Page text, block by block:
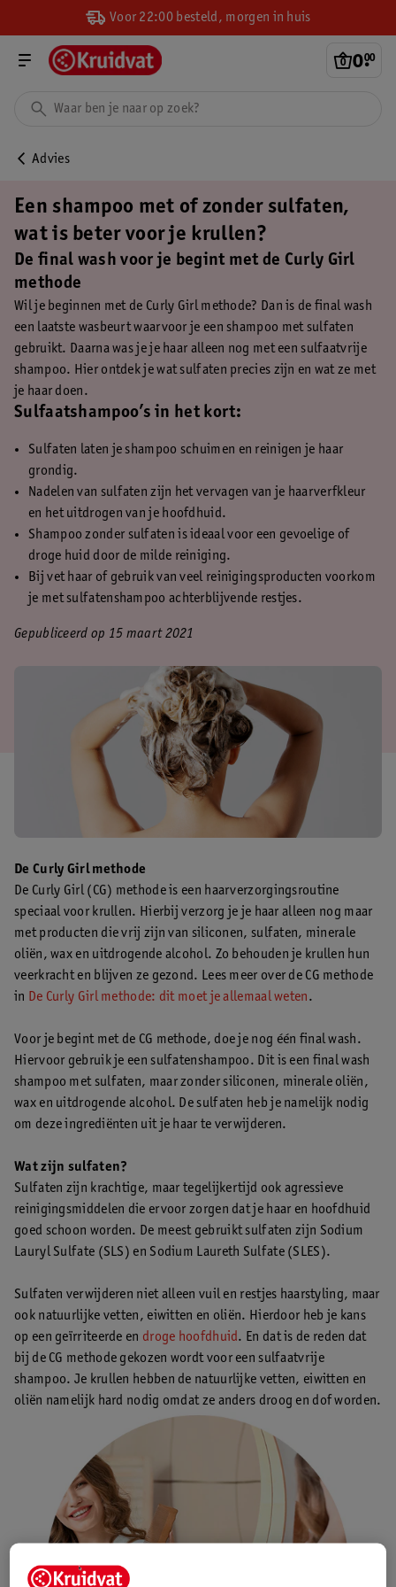
Voor 22:00 besteld, morgen in huis
0.
00
Advies
Een shampoo met of zonder sulfaten,
wat is beter voor je krullen?
De final wash voor je begint met de Curly Girl
methode
Wil je beginnen met de Curly Girl methode? Dan is de final wash
een laatste wasbeurt waarvoor je een shampoo met sulfaten
gebruikt. Daarna was je je haar alleen nog met een sulfaatvrije
shampoo. Hier ontdek je wat sulfaten precies zijn en wat ze met
je haar doen.
Sulfaatshampoo’s in het kort:
Sulfaten laten je shampoo schuimen en reinigen je haar
grondig.
Nadelen van sulfaten zijn het vervagen van je haarverfkleur
en het uitdrogen van je hoofdhuid.
Shampoo zonder sulfaten is ideaal voor een gevoelige of
droge huid door de milde reiniging.
Bij vet haar of gebruik van veel reinigingsproducten voorkom
je met sulfatenshampoo achterblijvende restjes.
Gepubliceerd op 15 maart 2021
De Curly Girl methode
De Curly Girl (CG) methode is een haarverzorgingsroutine
speciaal voor krullen. Hierbij verzorg je je haar alleen nog maar
met producten die vrij zijn van siliconen, sulfaten, minerale
oliën, wax en uitdrogende alcohol. Zo behouden je krullen hun
veerkracht en blijven ze gezond. Lees meer over de CG methode
in De Curly Girl methode: dit moet je allemaal weten.
Voor je begint met de CG methode, doe je nog één final wash.
Hiervoor gebruik je een sulfatenshampoo. Dit is een final wash
shampoo met sulfaten, maar zonder siliconen, minerale oliën,
wax en uitdrogende alcohol. De sulfaten heb je namelijk nodig
om deze ingrediënten uit je haar te verwijderen.
Wat zijn sulfaten?
Sulfaten zijn krachtige, maar tegelijkertijd ook agressieve
reinigingsmiddelen die ervoor zorgen dat je haar en hoofdhuid
goed schoon worden. De meest gebruikt sulfaten zijn Sodium
Lauryl Sulfate (SLS) en Sodium Laureth Sulfate (SLES).
Sulfaten verwijderen niet alleen vuil en restjes haarstyling, maar
ook natuurlijke vetten, eiwitten en oliën. Hierdoor heb je kans
op een geïrriteerde en droge hoofdhuid. En dat is de reden dat
bij de CG methode gekozen wordt voor een sulfaatvrije
shampoo. Je krullen hebben de natuurlijke vetten, eiwitten en
oliën namelijk hard nodig omdat ze anders droog en dof worden.